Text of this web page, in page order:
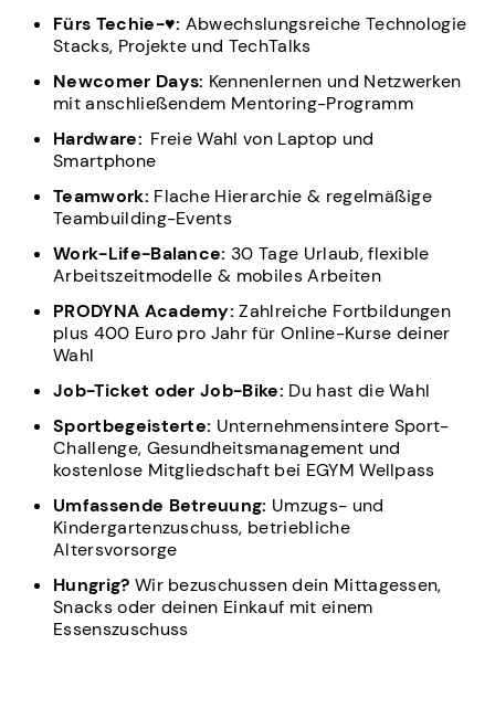
Fürs Techie-♥: Abwechslungsreiche Technologie
Stacks, Projekte und TechTalks
Newcomer Days: Kennenlernen und Netzwerken
mit anschließendem Mentoring-Programm
Hardware: Freie Wahl von Laptop und
Smartphone
Teamwork: Flache Hierarchie & regelmäßige
Teambuilding-Events
Work-Life-Balance: 30 Tage Urlaub, flexible
Arbeitszeitmodelle & mobiles Arbeiten
PRODYNA Academy: Zahlreiche Fortbildungen
plus 400 Euro pro Jahr für Online-Kurse deiner
Wahl
Job-Ticket oder Job-Bike: Du hast die Wahl
Sportbegeisterte: Unternehmensintere Sport-
Challenge, Gesundheitsmanagement und
kostenlose Mitgliedschaft bei EGYM Wellpass
Umfassende Betreuung: Umzugs- und
Kindergartenzuschuss, betriebliche
Altersvorsorge
Hungrig? Wir bezuschussen dein Mittagessen,
Snacks oder deinen Einkauf mit einem
Essenszuschuss